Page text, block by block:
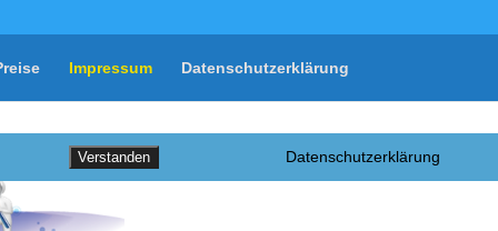
Impressum Datenschutzerklärung
Verstanden Datenschutzerklärung